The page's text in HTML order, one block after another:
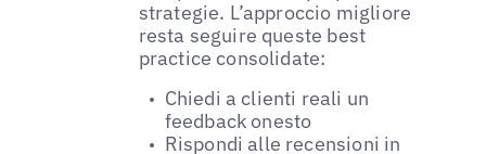
strategie. L’approccio migliore
resta seguire queste best
practice consolidate:
Chiedi a clienti reali un
feedback onesto
Rispondi alle recensioni in